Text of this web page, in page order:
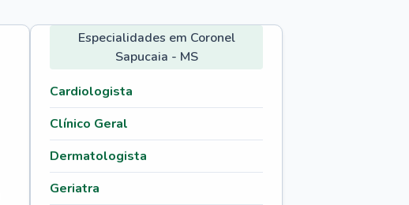
Especialidades em Coronel
Sapucaia - MS
Cardiologista
Clínico Geral
Dermatologista
Geriatra